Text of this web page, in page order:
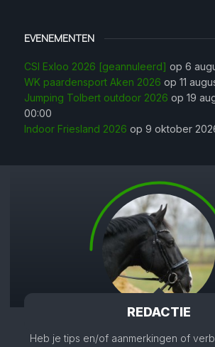
REDACTIE
Heb je tips en/of aanmerkingen of
EVENEMENTEN
CSI Exloo 2026 [geannuleerd] op 6
WK paardensport Aken 2026 op 11
Jumping Tolbert outdoor 2026 op 19
00:00
Indoor Friesland 2026 op 9 oktober